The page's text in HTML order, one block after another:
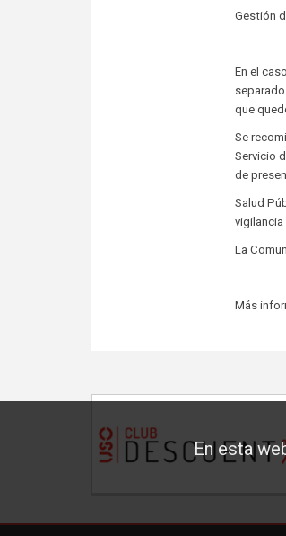
En esta
Gestión
En el
que
Se
Servicio
de
Salud
La
Más